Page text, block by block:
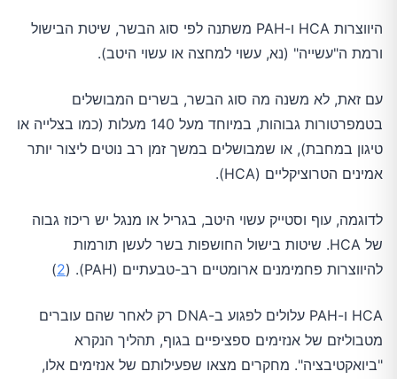
היווצרות HCA ו-PAH משתנה לפי סוג הבשר, שיטת הבישול
ורמת ה"עשייה" (נא, עשוי למחצה או עשוי היטב).
עם זאת, לא משנה מה סוג הבשר, בשרים המבושלים
בטמפרטורות גבוהות, במיוחד מעל 140 מעלות (כמו בצלייה או
טיגון במחבת), או שמבושלים במשך זמן רב נוטים ליצור יותר
אמינים הטרוציקליים (HCA).
לדוגמה, עוף וסטייק עשוי היטב, בגריל או מנגל יש ריכוז גבוה
של HCA. שיטות בישול החושפות בשר לעשן תורמות
להיווצרות פחמימנים ארומטיים רב-טבעתיים (PAH). (
2
)
HCA ו-PAH עלולים לפגוע ב-DNA רק לאחר שהם עוברים
מטבוליזם של אנזימים ספציפיים בגוף, תהליך הנקרא
"ביואקטיבציה". מחקרים מצאו שפעילותם של אנזימים אלו,